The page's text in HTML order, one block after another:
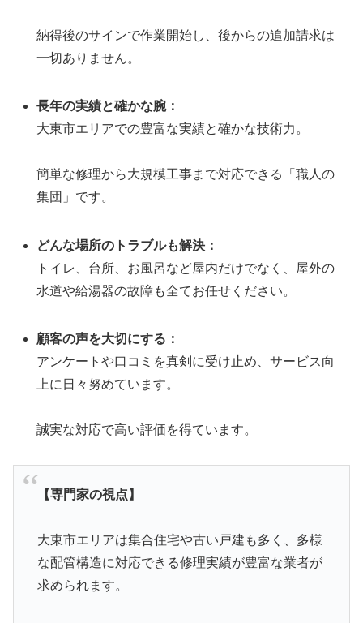
納得後のサインで作業開始し、後からの追加請求は
一切ありません。
長年の実績と確かな腕：
大東市エリアでの豊富な実績と確かな技術力。
簡単な修理から大規模工事まで対応できる「職人の
集団」です。
どんな場所のトラブルも解決：
トイレ、台所、お風呂など屋内だけでなく、屋外の
水道や給湯器の故障も全てお任せください。
顧客の声を大切にする：
アンケートや口コミを真剣に受け止め、サービス向
上に日々努めています。
誠実な対応で高い評価を得ています。
【専門家の視点】
大東市エリアは集合住宅や古い戸建も多く、多様
な配管構造に対応できる修理実績が豊富な業者が
求められます。